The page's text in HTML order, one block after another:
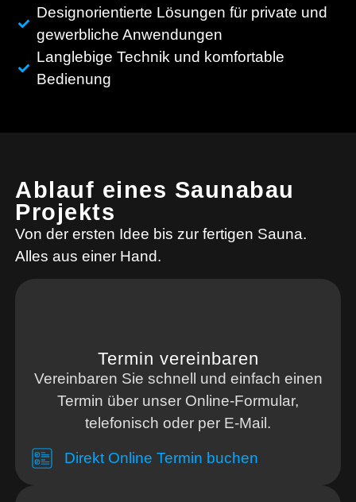
Designorientierte Lösungen für private und
gewerbliche Anwendungen
Langlebige Technik und komfortable
Bedienung
Ablauf eines Saunabau
Projekts
Von der ersten Idee bis zur fertigen Sauna.
Alles aus einer Hand.
Termin vereinbaren
Vereinbaren Sie schnell und einfach einen
Termin über unser Online-Formular,
telefonisch oder per E-Mail.
Direkt Online Termin buchen